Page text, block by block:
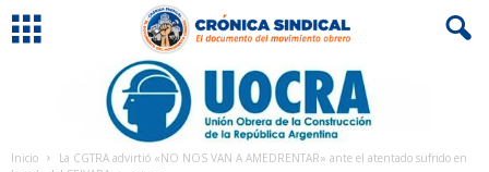
Inicio
La CGTRA advirtió «NO NOS VAN A AMEDRENTAR» ante el atentado sufrido en